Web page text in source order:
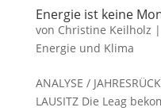
Energie ist keine
von Christine Keilholz |
Energie und Klima
ANALYSE /
LAUSITZ Die Leag